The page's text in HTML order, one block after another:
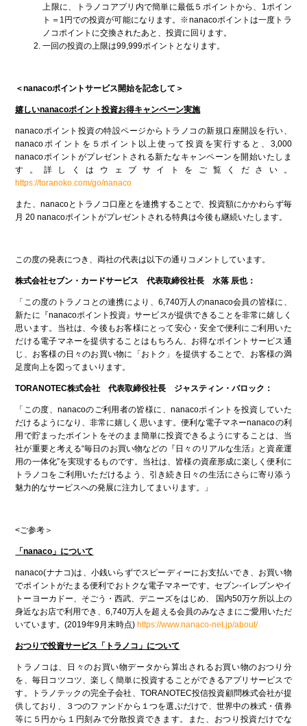
上限に、トラノコアプリ内で簡単に最低５ポイントから、1ポイン
ト＝1円での投資が可能になります。※nanacoポイントは一度トラ
ノコポイントに交換されたあと、投資に回ります。
一回の投資の上限は99,999ポイントとなります。
＜nanacoポイントサービス開始を記念して＞
嬉しいnanacoポイント投資お得キャンペーン実施
nanacoポイント投資の特設ページからトラノコの新規口座開設を行い、
nanacoポイントを５ポイント以上使って投資を実行すると、3,000
nanacoポイントがプレゼントされる新たなキャンペーンを開始いたしま
す。詳しくはウェブサイトをご覧ください。
https://toranoko.com/go/nanaco
また、nanacoとトラノコ口座とを連携することで、投資額にかかわらず毎
月 20 nanacoポイントがプレゼントされる特典は今後も継続いたします。
この度の発表につき、両社の代表は以下の通りコメントしています。
株式会社セブン・カードサービス 代表取締役社長 水落 辰也：
「この度のトラノコとの連携により、6,740万人のnanaco会員の皆様に、
新たに『nanacoポイント投資』サービスが提供できることを非常に嬉しく
思います。当社は、今後もお客様にとって安心・安全で便利にご利用いた
だける電子マネーを提供することはもちろん、お得なポイントサービス通
じ、お客様の日々のお買い物に「おトク」を提供することで、お客様の満
足度向上を図ってまいります。
TORANOTEC株式会社 代表取締役社長 ジャスティン・バロック：
「この度、nanacoのご利用者の皆様に、nanacoポイントを投資していた
だけるようになり、非常に嬉しく思います。便利な電子マネーnanacoの利
用で貯まったポイントをそのまま簡単に投資できるようにすることは、当
社が重要と考える“毎日のお買い物などの『日々のリアルな生活』と資産運
用の一体化”を実現するものです。当社は、皆様の資産形成に楽しく便利に
トラノコをご利用いただけるよう、引き続き日々の生活にさらに寄り添う
魅力的なサービスへの発展に注力してまいります。」
<ご参考＞
「nanaco」について
nanaco(ナナコ)は、小銭いらずでスピーディーにお支払いでき、お買い物
でポイントがたまる便利でおトクな電子マネーです。セブン‐イレブンやイ
トーヨーカドー、そごう・西武、デニーズをはじめ、 国内50万ケ所以上の
身近なお店で利用でき、6,740万人を超える会員のみなさまにご愛用いただ
いています。(2019年9月末時点) https://www.nanaco-net.jp/about/
おつりで投資サービス「トラノコ」について
トラノコは、日々のお買い物データから算出されるお買い物のおつり分
を、毎日コツコツ、楽しく簡単に投資することができるアプリサービスで
す。トラノテックの完全子会社、TORANOTEC投信投資顧問株式会社が提
供しており、３つのファンドから１つを選ぶだけで、世界中の株式・債券
等に５円から１円刻みで分散投資できます。また、おつり投資だけでな